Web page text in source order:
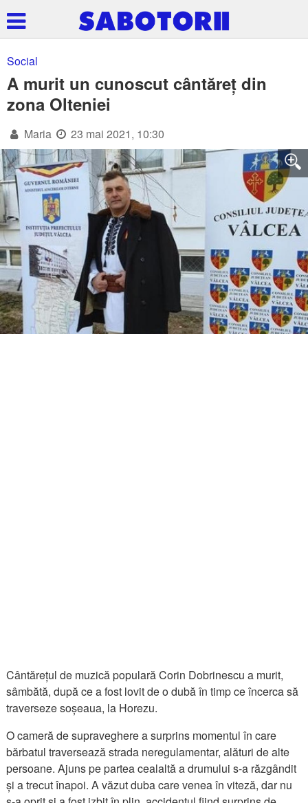
Social
A murit un cunoscut cântăreț din
zona Olteniei
Maria 23 mai 2021, 10:30
Cântărețul de muzică populară Corin Dobrinescu a murit,
sâmbătă, după ce a fost lovit de o dubă în timp ce încerca să
traverseze soșeaua, la Horezu.
O cameră de supraveghere a surprins momentul în care
bărbatul traversează strada neregulamentar, alături de alte
persoane. Ajuns pe partea cealaltă a drumului s-a răzgândit
și a trecut înapoi. A văzut duba care venea în viteză, dar nu